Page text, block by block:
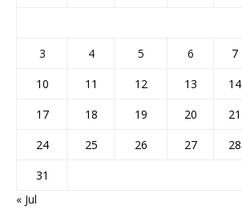
3
4 5 6 7
10
11 12 13 14
17
18 19 20 21
24
25 26 27 28
31
« Jul